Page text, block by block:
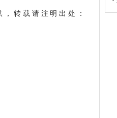
转载请注明出处：